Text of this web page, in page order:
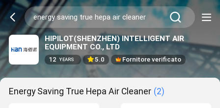
HIPILOT(SHENZHEN) INTELLIGENT AIR
EQUIPMENT CO., LTD
12 YEARS 5.0 Fornitore verificato
Energy Saving True Hepa Air Cleaner (2)